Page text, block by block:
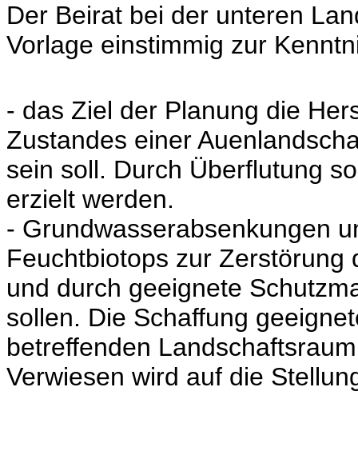
Der Beirat bei der unteren
Vorlage einstimmig zur
- das Ziel der Planung die
Zustandes einer
sein soll. Durch Überflutung
erzielt werden.
- Grundwasserabsenkungen
Feuchtbiotops zur
und durch geeignete
sollen. Die Schaffung
betreffenden
Verwiesen wird auf die